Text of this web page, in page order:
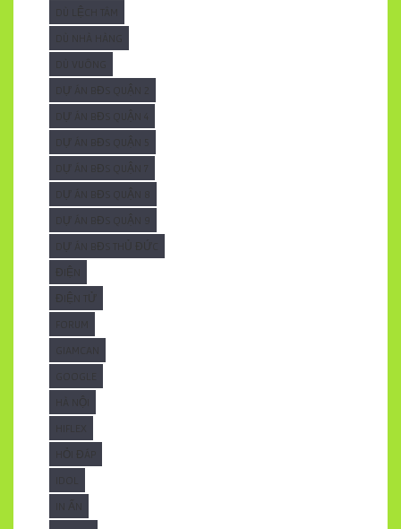
DÙ LỆCH TÂM
DÙ NHÀ HÀNG
DỰ ÁN BĐS QUẬN 2
DỰ ÁN BĐS QUẬN 4
DỰ ÁN BĐS QUẬN 5
DỰ ÁN BĐS QUẬN 7
DỰ ÁN BĐS QUẬN 8
DỰ ÁN BĐS QUẬN 9
DỰ ÁN BĐS THỦ ĐỨC
ĐIỆN
ĐIỆN TỬ
GIAMCAN
HÀ NỘI
HỎI ĐÁP